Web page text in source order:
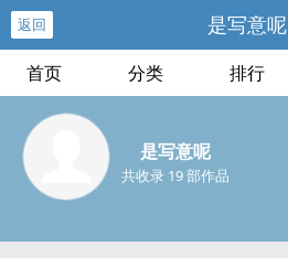
返回 是写意呢
首页 分类 排行
是写意呢
共收录 19 部作品